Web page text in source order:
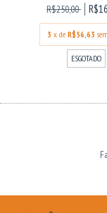
R$250,00
3 x de R$56,63
ESGOTADO